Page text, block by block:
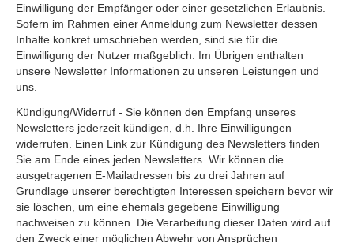
Einwilligung der Empfänger oder einer gesetzlichen Erlaubnis.
Sofern im Rahmen einer Anmeldung zum Newsletter dessen
Inhalte konkret umschrieben werden, sind sie für die
Einwilligung der Nutzer maßgeblich. Im Übrigen enthalten
unsere Newsletter Informationen zu unseren Leistungen und
uns.
Kündigung/Widerruf - Sie können den Empfang unseres
Newsletters jederzeit kündigen, d.h. Ihre Einwilligungen
widerrufen. Einen Link zur Kündigung des Newsletters finden
Sie am Ende eines jeden Newsletters. Wir können die
ausgetragenen E-Mailadressen bis zu drei Jahren auf
Grundlage unserer berechtigten Interessen speichern bevor wir
sie löschen, um eine ehemals gegebene Einwilligung
nachweisen zu können. Die Verarbeitung dieser Daten wird auf
den Zweck einer möglichen Abwehr von Ansprüchen